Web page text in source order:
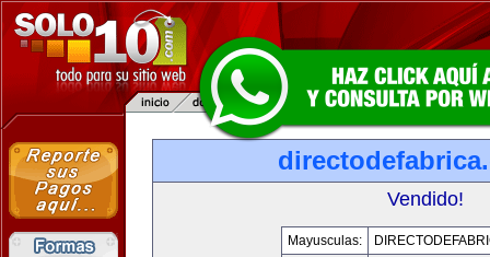
Vendido!
Mayusculas: